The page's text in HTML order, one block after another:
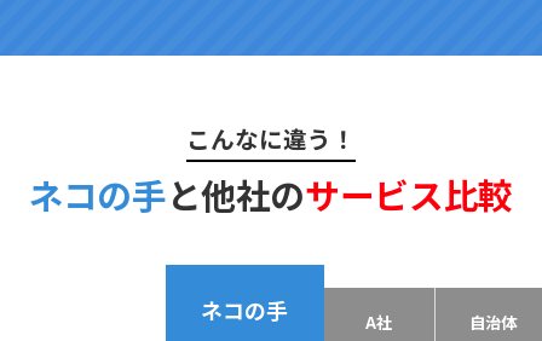
こんなに違う！
ネコの手と他社のサービス比較
ネコの手 A社 自治体